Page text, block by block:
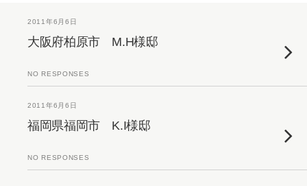
2011年6月6日
大阪府柏原市 M.H様邸
NO RESPONSES
2011年6月6日
福岡県福岡市 K.I様邸
NO RESPONSES